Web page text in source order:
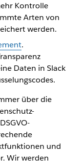
Kontrolle
Arten von
werden.
.
Daten in Slack
über die
und
Wir werden